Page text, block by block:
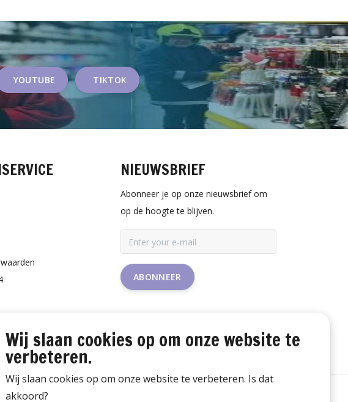
YOUTUBE TIKTOK
NIEUWSBRIEF
Abonneer je op onze nieuwsbrief om
op de hoogte te blijven.
ABONNEER
Wij slaan cookies op om onze website te
verbeteren.
Wij slaan cookies op om onze website te verbeteren. Is dat
akkoord?